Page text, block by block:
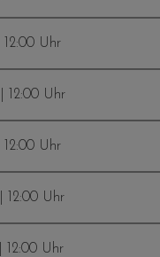
12:00 Uhr
12:00 Uhr
12:00 Uhr
12:00 Uhr
12:00 Uhr